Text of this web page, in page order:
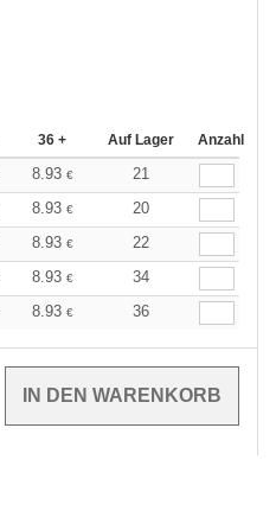
36 + Auf Lager Anzahl
8.93 €
21
8.93 €
20
8.93 €
22
8.93 €
34
8.93 € 36